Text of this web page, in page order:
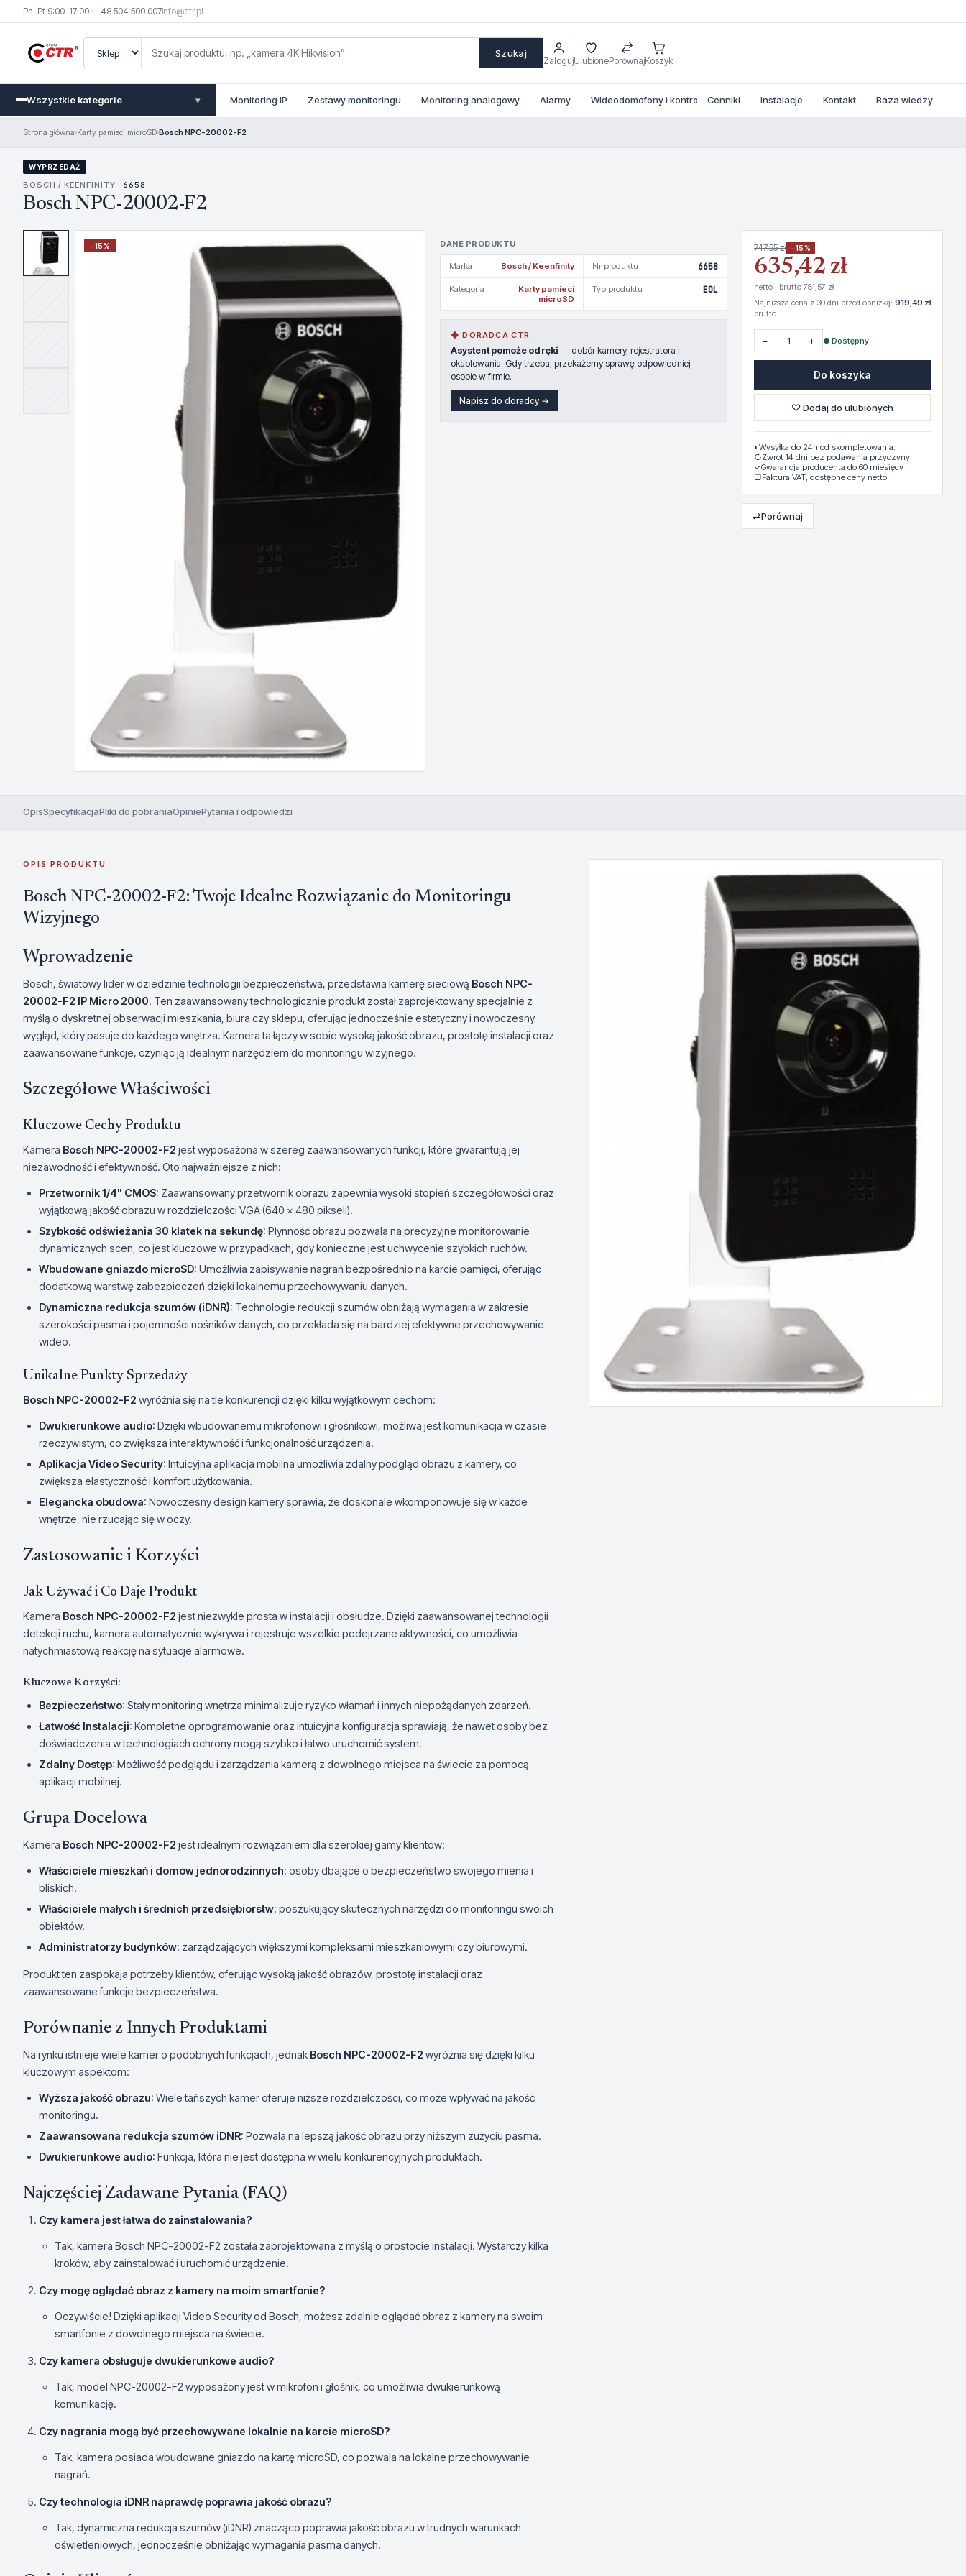
Pn–Pt 9:00–17:00 · +48 504 500 007info@ctr.pl
Szukaj
ZalogujUlubionePorównajKoszyk
Wszystkie kategorie ▾ Monitoring IP Zestawy monitoringu Monitoring analogowy Alarmy Wideodomofony i kontrola dostepu
Cenniki Instalacje Kontakt Baza wiedzy
Strona główna›Karty pamieci microSD›Bosch NPC-20002-F2
WYPRZEDAŻ
BOSCH / KEENFINITY · 6658
Bosch NPC-20002-F2
−15% DANE PRODUKTU
Marka Bosch / Keenfinity Nr produktu 6658
Kategoria
Karty pamieci
microSD
Typ produktu EOL
◆ DORADCA CTR
Asystent pomoże od ręki — dobór kamery, rejestratora i
okablowania. Gdy trzeba, przekażemy sprawę odpowiedniej
osobie w firmie.
Napisz do doradcy →
747,55 zł −15%
635,42 zł
netto · brutto 781,57 zł
Najniższa cena z 30 dni przed obniżką: 919,49 zł
brutto
− + ● Dostępny
Do koszyka
♡ Dodaj do ulubionych
◐ Wysyłka do 24h od skompletowania.
↻Zwrot 14 dni bez podawania przyczyny
✓Gwarancja producenta do 60 miesięcy
▢Faktura VAT, dostępne ceny netto
⇄Porównaj
OpisSpecyfikacjaPliki do pobraniaOpiniePytania i odpowiedzi
OPIS PRODUKTU
Bosch NPC-20002-F2: Twoje Idealne Rozwiązanie do Monitoringu
Wizyjnego
Wprowadzenie
Bosch, światowy lider w dziedzinie technologii bezpieczeństwa, przedstawia kamerę sieciową Bosch NPC-
20002-F2 IP Micro 2000. Ten zaawansowany technologicznie produkt został zaprojektowany specjalnie z
myślą o dyskretnej obserwacji mieszkania, biura czy sklepu, oferując jednocześnie estetyczny i nowoczesny
wygląd, który pasuje do każdego wnętrza. Kamera ta łączy w sobie wysoką jakość obrazu, prostotę instalacji oraz
zaawansowane funkcje, czyniąc ją idealnym narzędziem do monitoringu wizyjnego.
Szczegółowe Właściwości
Kluczowe Cechy Produktu
Kamera Bosch NPC-20002-F2 jest wyposażona w szereg zaawansowanych funkcji, które gwarantują jej
niezawodność i efektywność. Oto najważniejsze z nich:
Przetwornik 1/4" CMOS: Zaawansowany przetwornik obrazu zapewnia wysoki stopień szczegółowości oraz
wyjątkową jakość obrazu w rozdzielczości VGA (640 x 480 pikseli).
Szybkość odświeżania 30 klatek na sekundę: Płynność obrazu pozwala na precyzyjne monitorowanie
dynamicznych scen, co jest kluczowe w przypadkach, gdy konieczne jest uchwycenie szybkich ruchów.
Wbudowane gniazdo microSD: Umożliwia zapisywanie nagrań bezpośrednio na karcie pamięci, oferując
dodatkową warstwę zabezpieczeń dzięki lokalnemu przechowywaniu danych.
Dynamiczna redukcja szumów (iDNR): Technologie redukcji szumów obniżają wymagania w zakresie
szerokości pasma i pojemności nośników danych, co przekłada się na bardziej efektywne przechowywanie
wideo.
Unikalne Punkty Sprzedaży
Bosch NPC-20002-F2 wyróżnia się na tle konkurencji dzięki kilku wyjątkowym cechom:
Dwukierunkowe audio: Dzięki wbudowanemu mikrofonowi i głośnikowi, możliwa jest komunikacja w czasie
rzeczywistym, co zwiększa interaktywność i funkcjonalność urządzenia.
Aplikacja Video Security: Intuicyjna aplikacja mobilna umożliwia zdalny podgląd obrazu z kamery, co
zwiększa elastyczność i komfort użytkowania.
Elegancka obudowa: Nowoczesny design kamery sprawia, że doskonale wkomponowuje się w każde
wnętrze, nie rzucając się w oczy.
Zastosowanie i Korzyści
Jak Używać i Co Daje Produkt
Kamera Bosch NPC-20002-F2 jest niezwykle prosta w instalacji i obsłudze. Dzięki zaawansowanej technologii
detekcji ruchu, kamera automatycznie wykrywa i rejestruje wszelkie podejrzane aktywności, co umożliwia
natychmiastową reakcję na sytuacje alarmowe.
Kluczowe Korzyści:
Bezpieczeństwo: Stały monitoring wnętrza minimalizuje ryzyko włamań i innych niepożądanych zdarzeń.
Łatwość Instalacji: Kompletne oprogramowanie oraz intuicyjna konfiguracja sprawiają, że nawet osoby bez
doświadczenia w technologiach ochrony mogą szybko i łatwo uruchomić system.
Zdalny Dostęp: Możliwość podglądu i zarządzania kamerą z dowolnego miejsca na świecie za pomocą
aplikacji mobilnej.
Grupa Docelowa
Kamera Bosch NPC-20002-F2 jest idealnym rozwiązaniem dla szerokiej gamy klientów:
Właściciele mieszkań i domów jednorodzinnych: osoby dbające o bezpieczeństwo swojego mienia i
bliskich.
Właściciele małych i średnich przedsiębiorstw: poszukujący skutecznych narzędzi do monitoringu swoich
obiektów.
Administratorzy budynków: zarządzających większymi kompleksami mieszkaniowymi czy biurowymi.
Produkt ten zaspokaja potrzeby klientów, oferując wysoką jakość obrazów, prostotę instalacji oraz
zaawansowane funkcje bezpieczeństwa.
Porównanie z Innych Produktami
Na rynku istnieje wiele kamer o podobnych funkcjach, jednak Bosch NPC-20002-F2 wyróżnia się dzięki kilku
kluczowym aspektom:
Wyższa jakość obrazu: Wiele tańszych kamer oferuje niższe rozdzielczości, co może wpływać na jakość
monitoringu.
Zaawansowana redukcja szumów iDNR: Pozwala na lepszą jakość obrazu przy niższym zużyciu pasma.
Dwukierunkowe audio: Funkcja, która nie jest dostępna w wielu konkurencyjnych produktach.
Najczęściej Zadawane Pytania (FAQ)
Czy kamera jest łatwa do zainstalowania?
Tak, kamera Bosch NPC-20002-F2 została zaprojektowana z myślą o prostocie instalacji. Wystarczy kilka
kroków, aby zainstalować i uruchomić urządzenie.
Czy mogę oglądać obraz z kamery na moim smartfonie?
Oczywiście! Dzięki aplikacji Video Security od Bosch, możesz zdalnie oglądać obraz z kamery na swoim
smartfonie z dowolnego miejsca na świecie.
Czy kamera obsługuje dwukierunkowe audio?
Tak, model NPC-20002-F2 wyposażony jest w mikrofon i głośnik, co umożliwia dwukierunkową
komunikację.
Czy nagrania mogą być przechowywane lokalnie na karcie microSD?
Tak, kamera posiada wbudowane gniazdo na kartę microSD, co pozwala na lokalne przechowywanie
nagrań.
Czy technologia iDNR naprawdę poprawia jakość obrazu?
Tak, dynamiczna redukcja szumów (iDNR) znacząco poprawia jakość obrazu w trudnych warunkach
oświetleniowych, jednocześnie obniżając wymagania pasma danych.